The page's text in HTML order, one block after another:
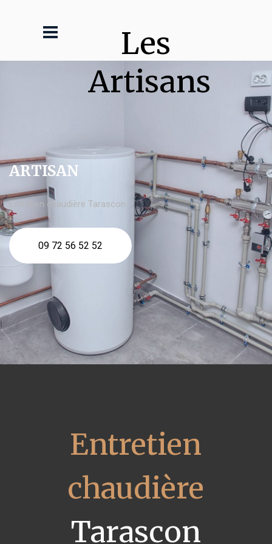
Les
Artisans
ARTISAN
Entretien chaudière Tarascon
09 72 56 52 52
Entretien
chaudière
Tarascon